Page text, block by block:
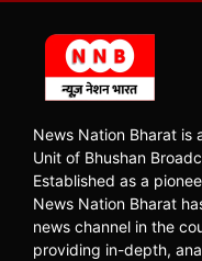
News Nation Bharat is
Unit of Bhushan
Established as a
News Nation Bharat
news channel in the
providing in-depth,